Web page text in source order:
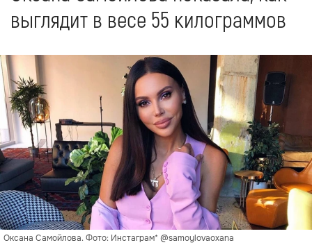
выглядит в весе 55 килограммов
Оксана Самойлова. Фото: Инстаграм* @samoylovaoxana